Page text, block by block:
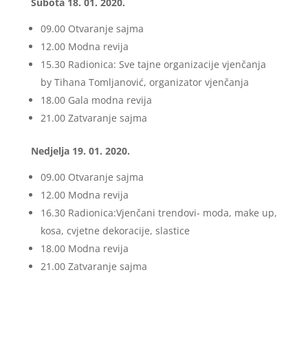
09.00 Otvaranje sajma
12.00 Modna revija
15.30 Radionica: Sve tajne organizacije vjenčanja
by Tihana Tomljanović, organizator vjenčanja
18.00 Gala modna revija
21.00 Zatvaranje sajma
Nedjelja 19. 01. 2020.
09.00 Otvaranje sajma
12.00 Modna revija
16.30 Radionica:Vjenčani trendovi- moda, make up,
kosa, cvjetne dekoracije, slastice
18.00 Modna revija
21.00 Zatvaranje sajma